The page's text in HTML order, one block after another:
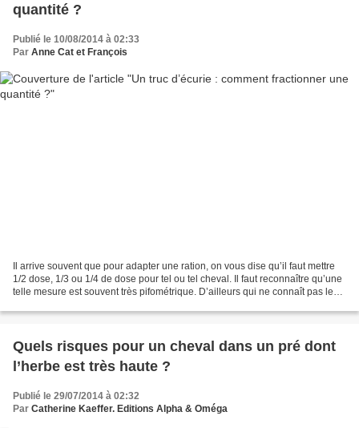
quantité ?
Publié le 10/08/2014 à 02:33
Par Anne Cat et François
Il arrive souvent que pour adapter une ration, on vous dise qu’il faut mettre
1/2 dose, 1/3 ou 1/4 de dose pour tel ou tel cheval. Il faut reconnaître qu’une
telle mesure est souvent très pifométrique. D’ailleurs qui ne connaît pas le
Quels risques pour un cheval dans un pré dont
l’herbe est très haute ?
Publié le 29/07/2014 à 02:32
Par Catherine Kaeffer. Editions Alpha & Oméga